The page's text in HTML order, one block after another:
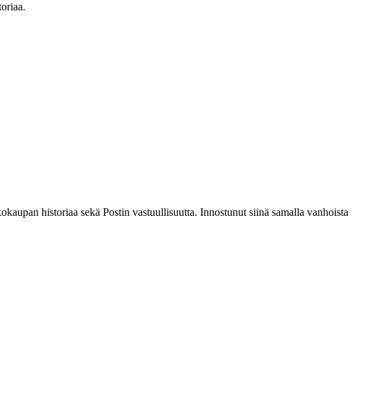
historiaa sekä Postin vastuullisuutta. Innostunut siinä samalla vanhoista